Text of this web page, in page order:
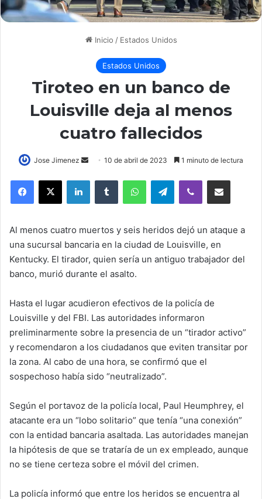
Inicio / Estados Unidos
Estados Unidos
Tiroteo en un banco de
Louisville deja al menos
cuatro fallecidos
Jose Jimenez
Send
email
10 de abril de 2023 1 minuto de lectura
LinkedInTumblr WhatsAppTelegramViber Compartir por correo
Al menos cuatro muertos y seis heridos dejó un ataque a
una sucursal bancaria en la ciudad de Louisville, en
Kentucky. El tirador, quien sería un antiguo trabajador del
banco, murió durante el asalto.
Hasta el lugar acudieron efectivos de la policía de
Louisville y del FBI. Las autoridades informaron
preliminarmente sobre la presencia de un “tirador activo”
y recomendaron a los ciudadanos que eviten transitar por
la zona. Al cabo de una hora, se confirmó que el
sospechoso había sido “neutralizado”.
Según el portavoz de la policía local, Paul Heumphrey, el
atacante era un “lobo solitario” que tenía “una conexión”
con la entidad bancaria asaltada. Las autoridades manejan
la hipótesis de que se trataría de un ex empleado, aunque
no se tiene certeza sobre el móvil del crimen.
La policía informó que entre los heridos se encuentra al